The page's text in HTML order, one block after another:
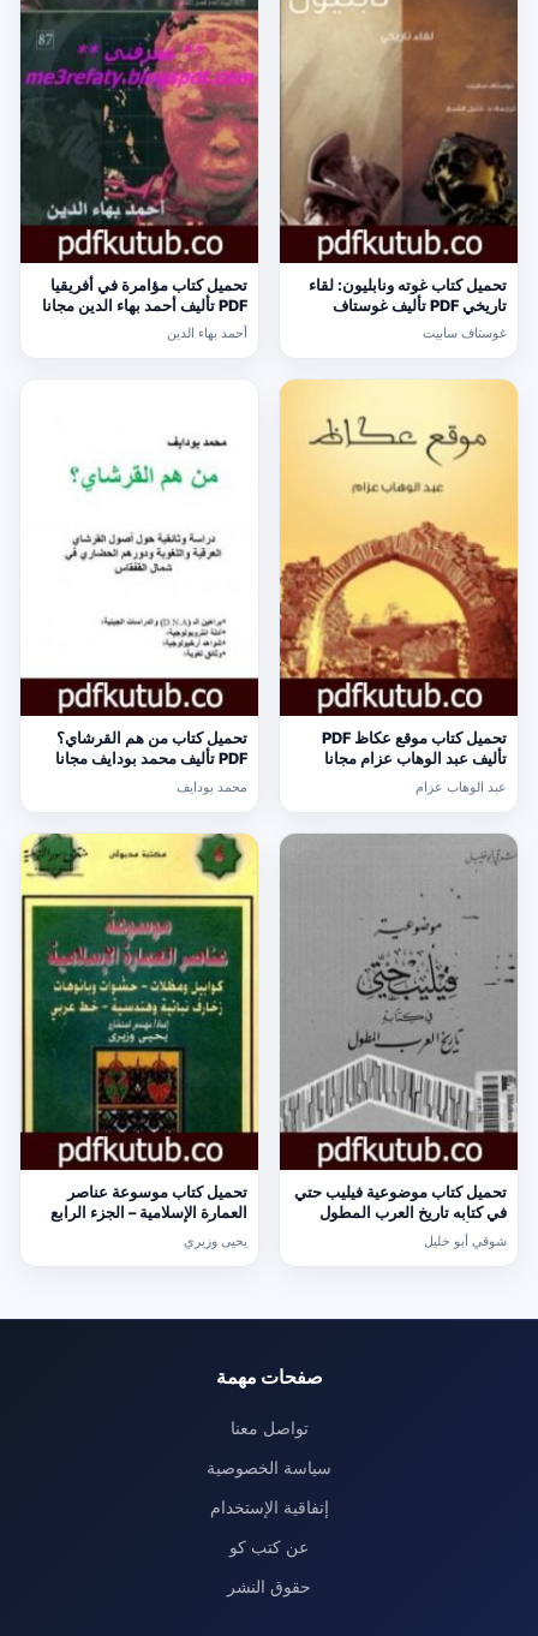
تحميل كتاب غوته ونابليون: لقاء
تاريخي PDF تأليف غوستاف
سابيت مجانا [كامل]
غوستاف سابيت
تحميل كتاب مؤامرة في أفريقيا
PDF تأليف أحمد بهاء الدين مجانا
[كامل]
أحمد بهاء الدين
تحميل كتاب موقع عكاظ PDF
تأليف عبد الوهاب عزام مجانا
[كامل]
عبد الوهاب عزام
تحميل كتاب من هم القرشاي؟
PDF تأليف محمد بودايف مجانا
محمد بودايف
تحميل كتاب موضوعية فيليب حتي
في كتابه تاريخ العرب المطول
PDF تأليف شوقي أبو خليل مجانا
[كامل]
شوقي أبو خليل
تحميل كتاب موسوعة عناصر
العمارة الإسلامية – الجزء الرابع
[كامل]
يحيى وزيري
صفحات مهمة
تواصل معنا
سياسة الخصوصية
إتفاقية الإستخدام
عن كتب كو
حقوق النشر